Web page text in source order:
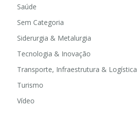
Saúde
Sem Categoria
Siderurgia & Metalurgia
Tecnologia & Inovação
Transporte, Infraestrutura & Logística
Turismo
Vídeo